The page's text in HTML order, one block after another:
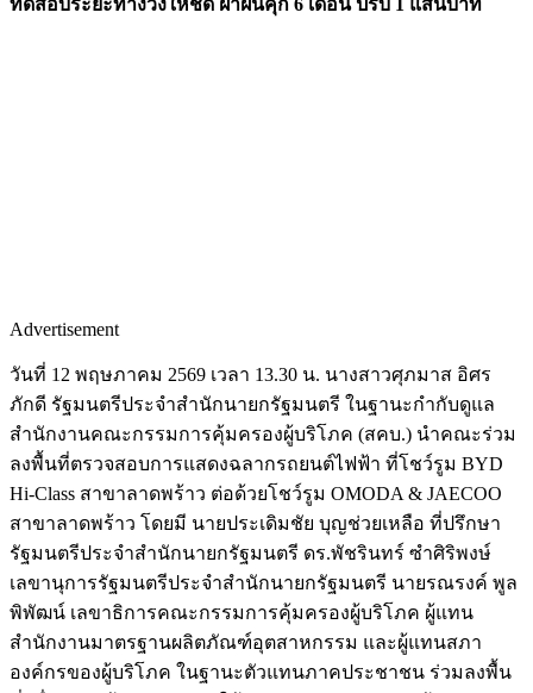
Advertisement
วันที่ 12 พฤษภาคม 2569 เวลา 13.30 น. นางสาวศุภมาส อิศร
ภักดี รัฐมนตรีประจำสำนักนายกรัฐมนตรี ในฐานะกำกับดูแล
สำนักงานคณะกรรมการคุ้มครองผู้บริโภค (สคบ.) นำคณะร่วม
ลงพื้นที่ตรวจสอบการแสดงฉลากรถยนต์ไฟฟ้า ที่โชว์รูม BYD
Hi-Class สาขาลาดพร้าว ต่อด้วยโชว์รูม OMODA & JAECOO
สาขาลาดพร้าว โดยมี นายประเดิมชัย บุญช่วยเหลือ ที่ปรึกษา
รัฐมนตรีประจำสำนักนายกรัฐมนตรี ดร.พัชรินทร์ ซำศิริพงษ์
เลขานุการรัฐมนตรีประจำสำนักนายกรัฐมนตรี นายรณรงค์ พูล
พิพัฒน์ เลขาธิการคณะกรรมการคุ้มครองผู้บริโภค ผู้แทน
สำนักงานมาตรฐานผลิตภัณฑ์อุตสาหกรรม และผู้แทนสภา
องค์กรของผู้บริโภค ในฐานะตัวแทนภาคประชาชน ร่วมลงพื้น